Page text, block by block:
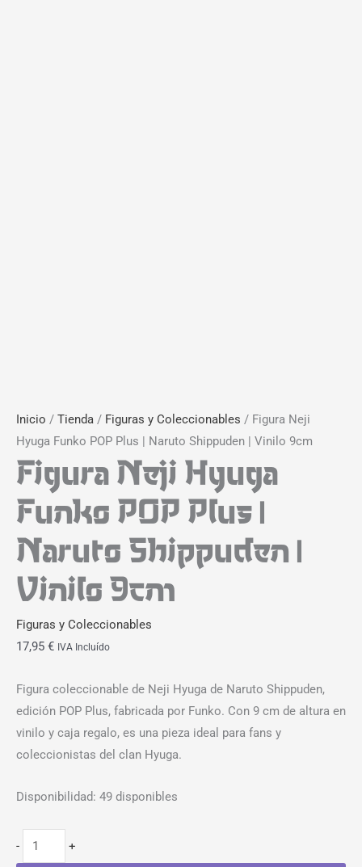
Inicio / Tienda / Figuras y Coleccionables / Figura Neji
Hyuga Funko POP Plus | Naruto Shippuden | Vinilo 9cm
Figura Neji Hyuga
Funko POP Plus |
Naruto Shippuden |
Vinilo 9cm
Figuras y Coleccionables
17,95 € IVA Incluído
Figura coleccionable de Neji Hyuga de Naruto Shippuden,
edición POP Plus, fabricada por Funko. Con 9 cm de altura en
vinilo y caja regalo, es una pieza ideal para fans y
coleccionistas del clan Hyuga.
Disponibilidad: 49 disponibles
- +